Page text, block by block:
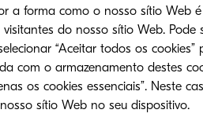
a forma como o nosso sítio Web
do nosso sítio Web.
“Aceitar todos os
com o armazenamento destes
os cookies essenciais”. Neste
a visualização correta do nosso sítio Web no seu dispositivo.